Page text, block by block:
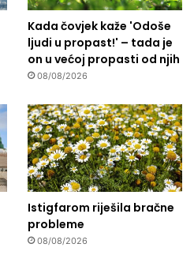
Kada čovjek kaže 'Odoše
ljudi u propast!' – tada je
on u većoj propasti od njih
08/08/2026
Istigfarom riješila bračne
probleme
08/08/2026